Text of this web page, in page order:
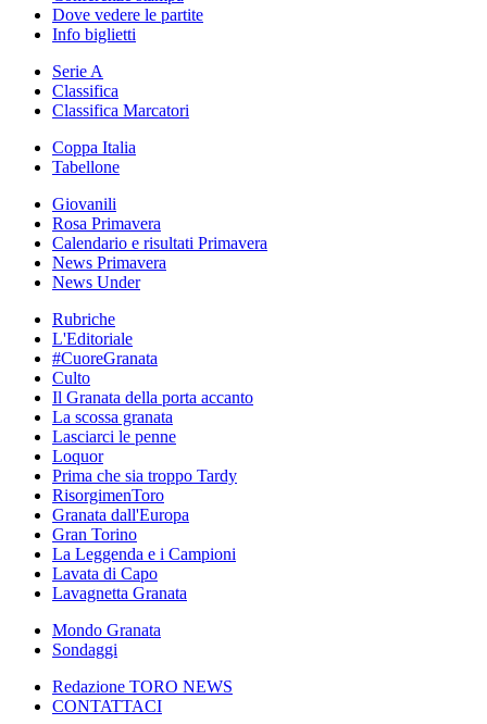
Dove vedere le partite
Info biglietti
Serie A
Classifica
Classifica Marcatori
Coppa Italia
Tabellone
Giovanili
Rosa Primavera
Calendario e risultati Primavera
News Primavera
News Under
Rubriche
L'Editoriale
#CuoreGranata
Culto
Il Granata della porta accanto
La scossa granata
Lasciarci le penne
Loquor
Prima che sia troppo Tardy
RisorgimenToro
Granata dall'Europa
Gran Torino
La Leggenda e i Campioni
Lavata di Capo
Lavagnetta Granata
Mondo Granata
Sondaggi
Redazione TORO NEWS
CONTATTACI